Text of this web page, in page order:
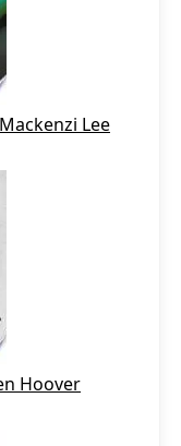
Lee
Hoover